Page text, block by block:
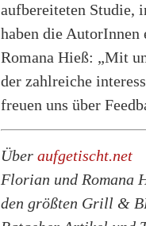
aufbereiteten Studie,
haben die
Romana Hieß: „Mit
der zahlreiche
freuen uns über
Über aufgetischt.net
Florian und Romana
den größten Grill &